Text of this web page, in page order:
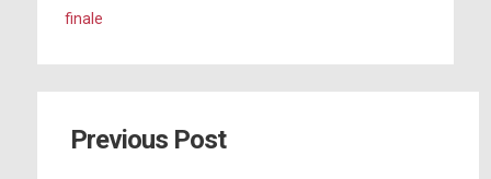
finale
Previous Post